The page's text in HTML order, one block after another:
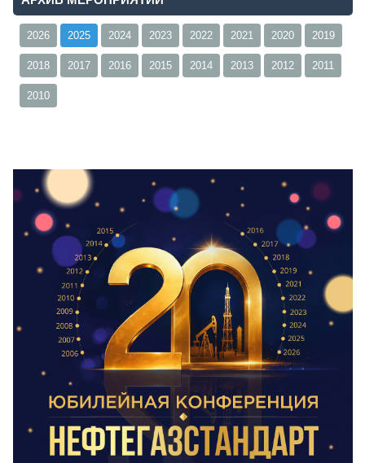
2026 2025 2024 2023 2022 2021 2020 2019
2018 2017 2016 2015 2014 2013 2012 2011
2010